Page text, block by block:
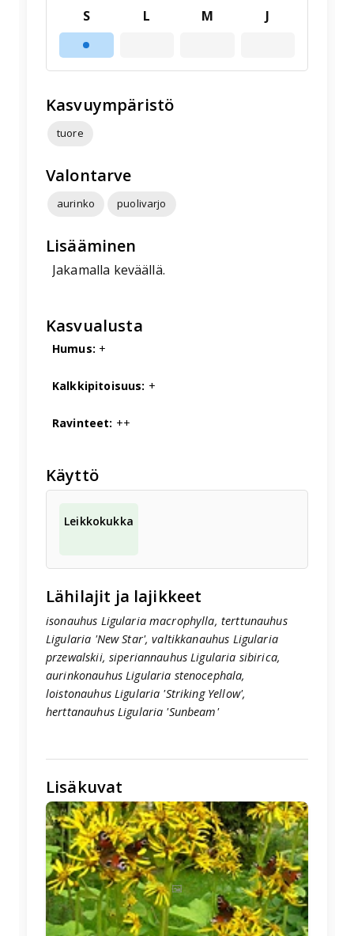
S L M J
Kasvuympäristö
tuore
Valontarve
aurinko puolivarjo
Lisääminen
Jakamalla keväällä.
Kasvualusta
Humus: +
Kalkkipitoisuus: +
Ravinteet: ++
Käyttö
Leikkokukka
Lähilajit ja lajikkeet
isonauhus Ligularia macrophylla, terttunauhus
Ligularia 'New Star', valtikkanauhus Ligularia
przewalskii, siperiannauhus Ligularia sibirica,
aurinkonauhus Ligularia stenocephala,
loistonauhus Ligularia 'Striking Yellow',
herttanauhus Ligularia 'Sunbeam'
Lisäkuvat
🖼️